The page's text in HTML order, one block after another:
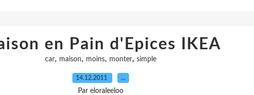
en Pain d'Epices IKEA
car, maison, moins, monter, simple
14.12.2011 …
Par eloraleeloo